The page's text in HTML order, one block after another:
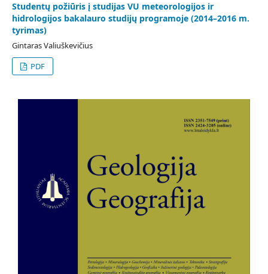
Studentų požiūris į studijas VU meteorologijos ir
hidrologijos bakalauro studijų programoje (2014–2016 m.
tyrimas)
Gintaras Valiuškevičius
PDF